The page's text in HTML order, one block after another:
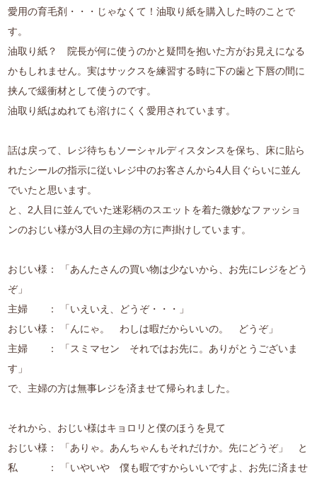
愛用の育毛剤・・・じゃなくて！油取り紙を購入した時のことで
す。
油取り紙？ 院長が何に使うのかと疑問を抱いた方がお見えになる
かもしれません。実はサックスを練習する時に下の歯と下唇の間に
挟んで緩衝材として使うのです。
油取り紙はぬれても溶けにくく愛用されています。
話は戻って、レジ待ちもソーシャルディスタンスを保ち、床に貼ら
れたシールの指示に従いレジ中のお客さんから4人目ぐらいに並ん
でいたと思います。
と、2人目に並んでいた迷彩柄のスエットを着た微妙なファッショ
ンのおじい様が3人目の主婦の方に声掛けしています。
おじい様： 「あんたさんの買い物は少ないから、お先にレジをどう
ぞ」
主婦 ： 「いえいえ、どうぞ・・・」
おじい様： 「んにゃ。 わしは暇だからいいの。 どうぞ」
主婦 ： 「スミマセン それではお先に。ありがとうございま
す」
で、主婦の方は無事レジを済ませて帰られました。
それから、おじい様はキョロリと僕のほうを見て
おじい様： 「ありゃ。あんちゃんもそれだけか。先にどうぞ」 と
私 ： 「いやいや 僕も暇ですからいいですよ、お先に済ませ